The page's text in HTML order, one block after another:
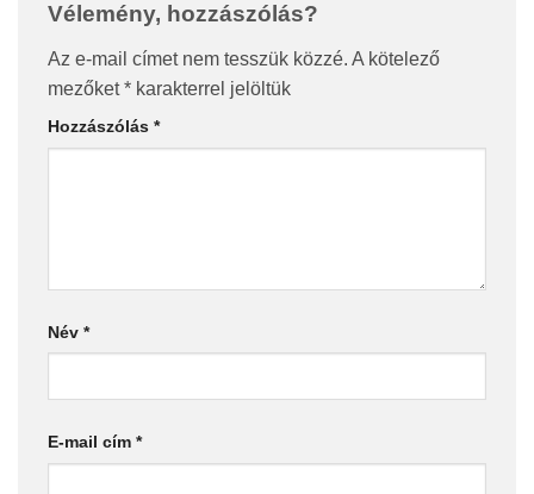
Vélemény, hozzászólás?
Az e-mail címet nem tesszük közzé. A kötelező
mezőket* karakterrel jelöltük
Hozzászólás *
Név *
E-mail cím *